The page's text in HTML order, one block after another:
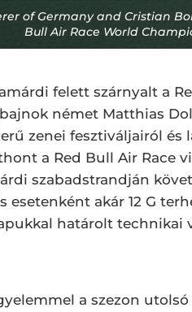
of Germany and Cristian
Bull Air Race World
felett szárnyalt a
német Matthias
zenei fesztiváljairól
a Red Bull Air Race
szabadstrandján
esetenként akár 12 G
határolt technikai
a szezon